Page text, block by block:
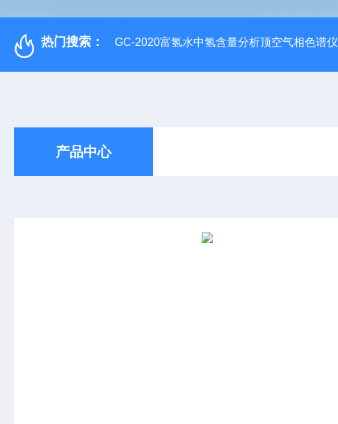
热门搜索： GC-2020富氢水中氢含量分析顶空气相色谱仪
产品中心